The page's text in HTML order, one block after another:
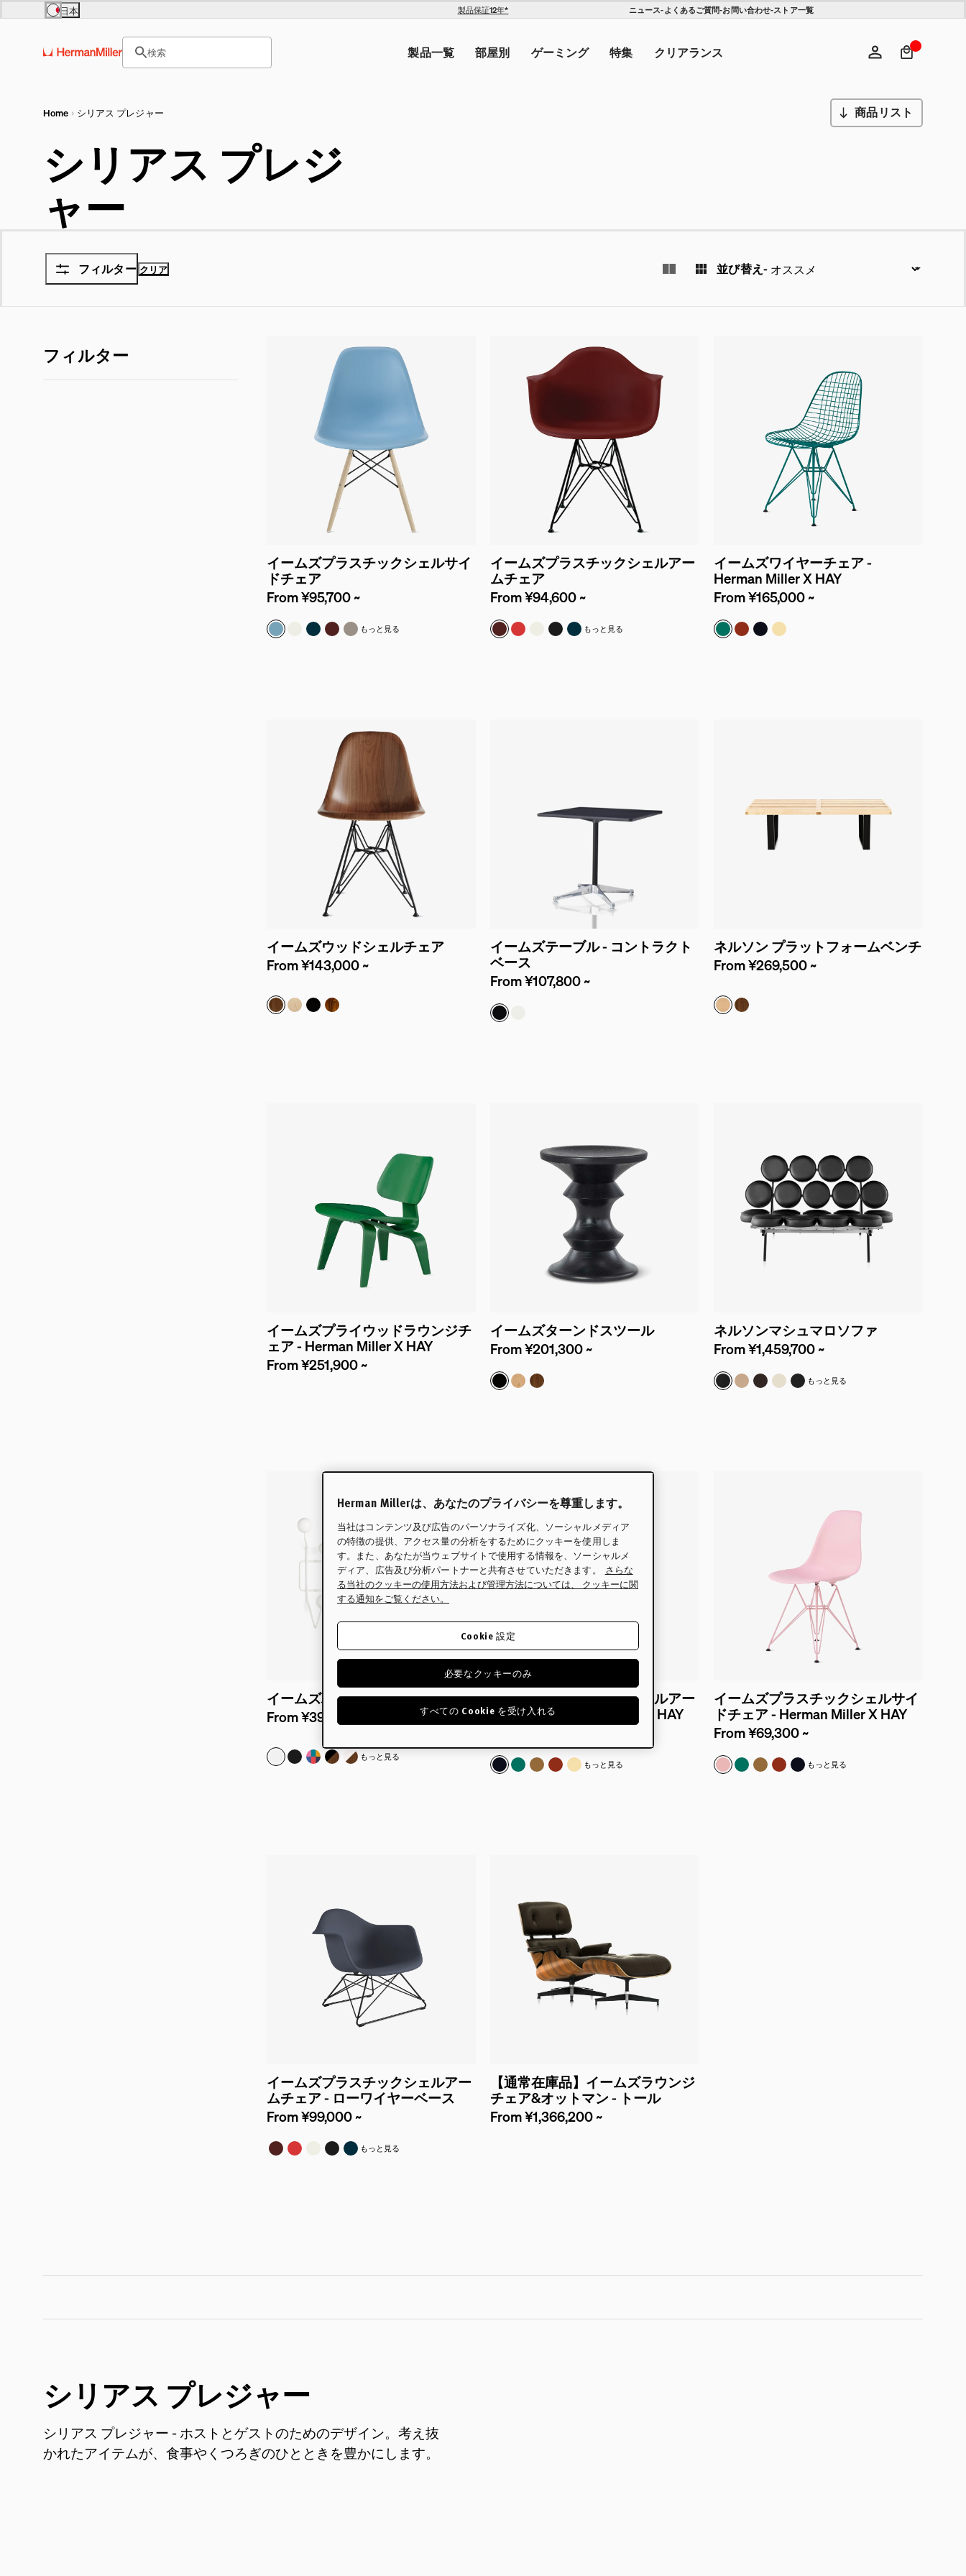
Skip to main content
Europe
United Kingdom (£)
France (€)
Deutschland (€)
Luxembourg (€)
Asia Pacific
India (₹)
The Americas
Canada ($)
日本 製品保証12年* ニュース- よくあるご質問-お問い合わせ-ストア一覧
サイト内検索のためのテキストを入力してください。 検索ヘ
検索
ヘッダー検索ボックスをオープン
製品一覧 部屋別 ゲーミング 特集 クリアランス
ログイン
Home シリアス プレジャー 商品リスト
シリアス プレジ
ャー
フィルター クリア 並び替え-
フィルター
イームズプラスチックシェルサイ
ドチェア
From ¥95,700 ~
リサイクルプラスチック & ペールブルー
リサイクルプラスチック & ホワイト
リサイクルプラスチック & ブルーグリーン
リサイクルプラスチック & ブリックレッド
リサイクルプラスチック & ココア
もっと見る
イームズプラスチックシェルアー
ムチェア
From ¥94,600 ~
ブリックレッド
レッドオレンジ
ホワイト
ブラック
ブルーグリーン
もっと見る
イームズワイヤーチェア -
Herman Miller X HAY
From ¥165,000 ~
ミントグリーン
アイアンレッド
ブラックブルー
パウダーイエロー
イームズウッドシェルチェア
From ¥143,000 ~
ウォールナット
ホワイトアッシュ
エボニーサントスパリサンダー
イームズテーブル - コントラクト
ベース
From ¥107,800 ~
ブラック
ネルソン プラットフォームベンチ
From ¥269,500 ~
メープルウォールナット
イームズプライウッドラウンジチ
ェア - Herman Miller X HAY
From ¥251,900 ~
イームズターンドスツール
From ¥201,300 ~
エボニー
ホワイトオーク
ウォールナット
ネルソンマシュマロソファ
From ¥1,459,700 ~
皮革 & ブラック
プローンレザー & バルサ
プローンレザー & ジャバ
プローンレザー & ロータス
プローンレザー & オブシディアン
もっと見る
イームズハングイットオール
From ¥39,600 ~
ホワイト
ブラック
マルチカラー
ウォールナット/ブラックフレーム
ウォールナット/ホワイトフレーム
もっと見る
イームズプラスチックシェルアー
ムチェア - Herman Miller X HAY
ブラックブルー
ミントグリーン
タフィー
アイアンレッド
パウダーイエロー
もっと見る
イームズプラスチックシェルサイ
ドチェア - Herman Miller X HAY
From ¥69,300 ~
パウダーピンク
ミントグリーン
タフィー
アイアンレッド
ブラックブルー
もっと見る
イームズプラスチックシェルアー
ムチェア - ローワイヤーベース
From ¥99,000 ~
ブリックレッド
レッドオレンジ
ホワイト
ブラック
ブルーグリーン
もっと見る
【通常在庫品】イームズラウンジ
チェア&オットマン - トール
From ¥1,366,200 ~
シリアス プレジャー
シリアス プレジャー - ホストとゲストのためのデザイン。考え抜
かれたアイテムが、食事やくつろぎのひとときを豊かにします。
Herman Millerは、あなたのプライバシーを尊重します。
当社はコンテンツ及び広告のパーソナライズ化、ソーシャルメディア
の特徴の提供、アクセス量の分析をするためにクッキーを使用しま
す。また、あなたが当ウェブサイトで使用する情報を、ソーシャルメ
ディア、広告及び分析パートナーと共有させていただきます。
さらな
る当社のクッキーの使用方法および管理方法については、 クッキーに関
する通知をご覧ください。
必要なクッキーのみ
すべての Cookie を受け入れる
Cookie 設定